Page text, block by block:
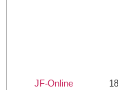
JF-Online 18